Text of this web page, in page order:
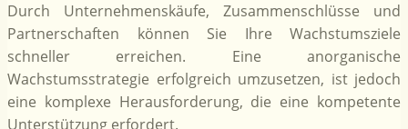
Durch Unternehmenskäufe, Zusammenschlüsse und
Partnerschaften können Sie Ihre Wachstumsziele
schneller erreichen. Eine anorganische
Wachstumsstrategie erfolgreich umzusetzen, ist jedoch
eine komplexe Herausforderung, die eine kompetente
Unterstützung erfordert.